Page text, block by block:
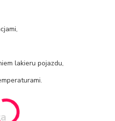
lakieru pojazdu,